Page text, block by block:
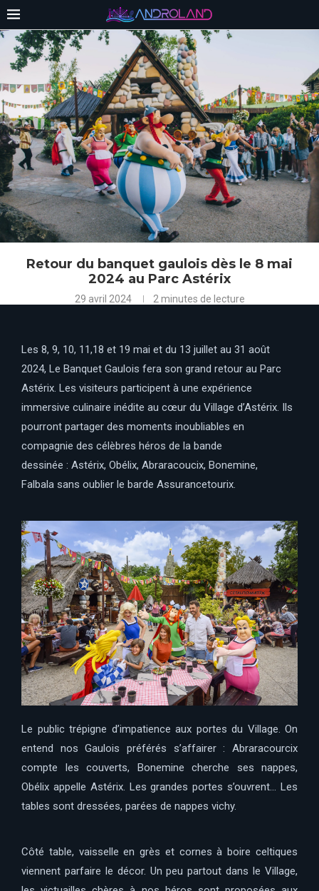
Retour du banquet gaulois dès le 8 mai
2024 au Parc Astérix
29 avril 2024 2 minutes de lecture
Les 8, 9, 10, 11,18 et 19 mai et du 13 juillet au 31 août
2024, Le Banquet Gaulois fera son grand retour au Parc
Astérix. Les visiteurs participent à une expérience
immersive culinaire inédite au cœur du Village d’Astérix. Ils
pourront partager des moments inoubliables en
compagnie des célèbres héros de la bande
dessinée : Astérix, Obélix, Abraracoucix, Bonemine,
Falbala sans oublier le barde Assurancetourix.
Le public trépigne d’impatience aux portes du Village. On
entend nos Gaulois préférés s’affairer : Abraracourcix
compte les couverts, Bonemine cherche ses nappes,
Obélix appelle Astérix. Les grandes portes s’ouvrent… Les
tables sont dressées, parées de nappes vichy.
Côté table, vaisselle en grès et cornes à boire celtiques
viennent parfaire le décor. Un peu partout dans le Village,